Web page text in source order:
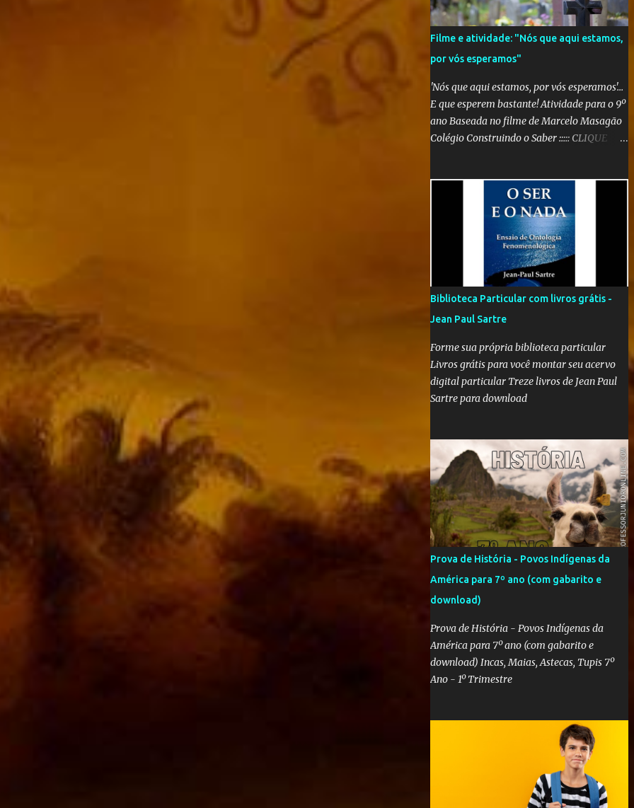
Filme e atividade: "Nós que aqui estamos,
por vós esperamos"
'Nós que aqui estamos, por vós esperamos'...
E que esperem bastante! Atividade para o 9º
ano Baseada no filme de Marcelo Masagão
Colégio Construindo o Saber ::::: CLIQUE
'Nós que aqui estamos, por vós esperamos' é
"um filme-memória do século XX, a partir
de recortes bibliográficos de pequenos e
grandes personagens". Documentário
brasileiro lançado em 1999, o filme mostra
como os grandes acontecimentos são
repletos de inúmeras histórias menores
(mas não menos importantes) que passam
despercebidas na maioria das vezes. Sem
dúvida alguma, este é um dos filmes mais
poéticos da produção brasileira. A beleza
está na combinação das imagens, nos curtos
e certeiros textos e, principalmente, na
É possível atrair a atenção dos alunos com
um filme destoante das grandes pr...
Biblioteca Particular com livros grátis -
Jean Paul Sartre
Forme sua própria biblioteca particular
Livros grátis para você montar seu acervo
digital particular Treze livros de Jean Paul
Sartre para download
Prova de História - Povos Indígenas da
América para 7º ano (com gabarito e
download)
Prova de História - Povos Indígenas da
América para 7º ano (com gabarito e
download) Incas, Maias, Astecas, Tupis 7º
Ano - 1º Trimestre